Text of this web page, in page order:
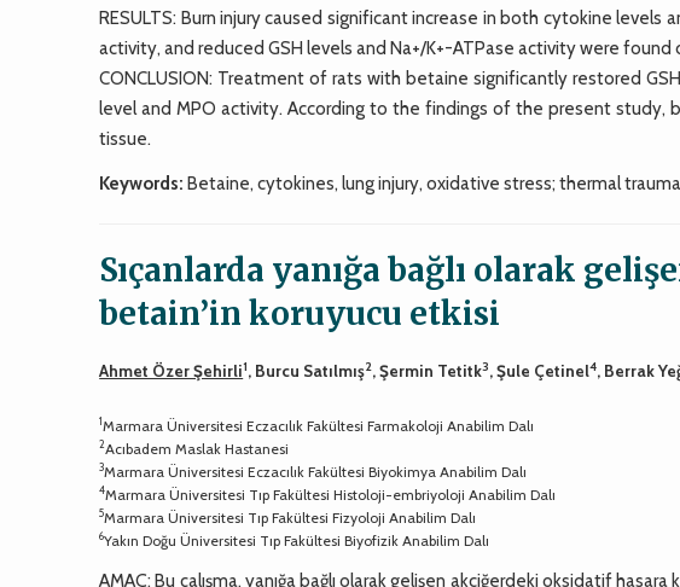
RESULTS: Burn injury caused significant increase in both cytokine levels
activity, and reduced GSH levels and Na+/K+-ATPase activity were found
CONCLUSION: Treatment of rats with betaine significantly restored
level and MPO activity. According to the findings of the present study,
tissue.
Keywords: Betaine, cytokines, lung injury, oxidative stress; thermal
Sıçanlarda yanığa bağlı olarak
betain’in koruyucu etkisi
Ahmet Özer Şehirli1, Burcu Satılmış2, Şermin Tetitk3, Şule Çetinel4, Berrak
1Marmara Üniversitesi Eczacılık Fakültesi Farmakoloji Anabilim Dalı
2Acıbadem Maslak Hastanesi
3Marmara Üniversitesi Eczacılık Fakültesi Biyokimya Anabilim Dalı
4Marmara Üniversitesi Tıp Fakültesi Histoloji-embriyoloji Anabilim Dalı
5Marmara Üniversitesi Tıp Fakültesi Fizyoloji Anabilim Dalı
6Yakın Doğu Üniversitesi Tıp Fakültesi Biyofizik Anabilim Dalı
AMAÇ: Bu çalışma, yanığa bağlı olarak gelişen akciğerdeki oksidatif